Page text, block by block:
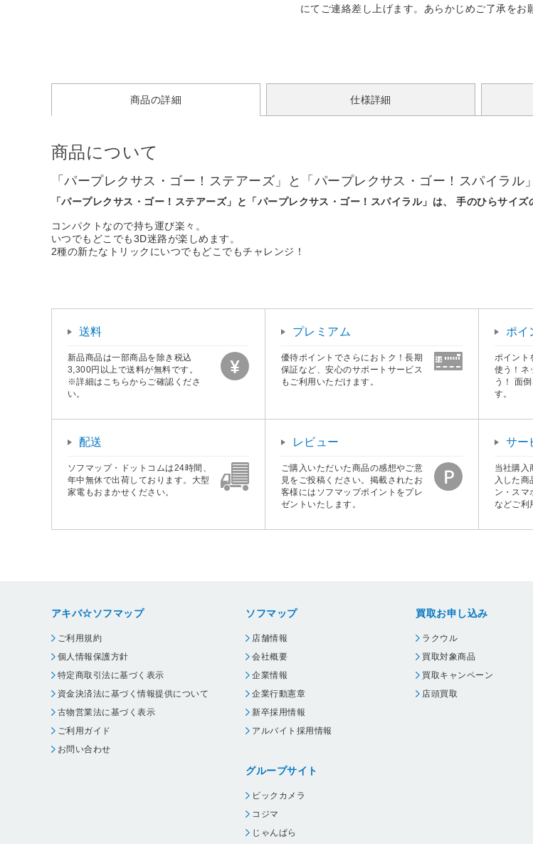
にてご連絡差し上げます。あらかじめご了承をお
商品の詳細 仕様詳細
商品について
「パープレクサス・ゴー！ステアーズ」と「パープレクサス・ゴー！スパイラル
「パープレクサス・ゴー！ステアーズ」と「パープレクサス・ゴー！スパイラル」は、 手のひらサイズ
コンパクトなので持ち運び楽々。
いつでもどこでも3D迷路が楽しめます。
2種の新たなトリックにいつでもどこでもチャレンジ！
送料
新品商品は一部商品を除き税込
3,300円以上で送料が無料です。
※詳細はこちらからご確認くださ
い。
プレミアム
優待ポイントでさらにおトク！長期
保証など、安心のサポートサービス
もご利用いただけます。
ポイ
ポイント
使う！ネ
う！ 面
す。
配送
ソフマップ・ドットコムは24時間、
年中無休で出荷しております。大型
家電もおまかせください。
レビュー
ご購入いただいた商品の感想やご意
見をご投稿ください。掲載されたお
客様にはソフマップポイントをプレ
ゼントいたします。
サー
当社購入
入した
ン・スマ
などご利
アキバ☆ソフマップ
ご利用規約
個人情報保護方針
特定商取引法に基づく表示
資金決済法に基づく情報提供について
古物営業法に基づく表示
ご利用ガイド
お問い合わせ
ソフマップ
店舗情報
会社概要
企業情報
企業行動憲章
新卒採用情報
アルバイト採用情報
グループサイト
ビックカメラ
コジマ
じゃんぱら
買取お申し込み
ラクウル
買取対象商品
買取キャンペーン
店頭買取